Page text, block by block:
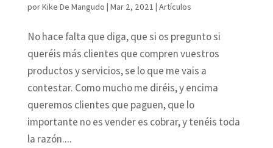
porKike De Mangudo | Mar 2, 2021 | Artículos
No hace falta que diga, que si os pregunto si
queréis más clientes que compren vuestros
productos y servicios, se lo que me vais a
contestar. Como mucho me diréis, y encima
queremos clientes que paguen, que lo
importante no es vender es cobrar, y tenéis toda
la razón....